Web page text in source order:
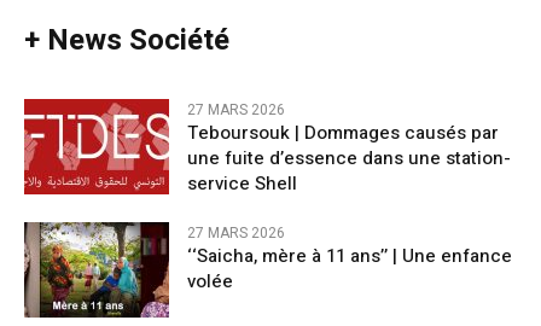
+ News Société
27 MARS 2026
Teboursouk | Dommages causés par
une fuite d’essence dans une station-
service Shell
27 MARS 2026
‘‘Saicha, mère à 11 ans’’ | Une enfance
volée